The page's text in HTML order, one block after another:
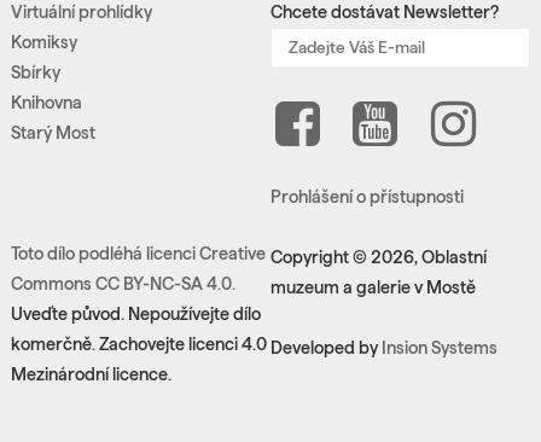
Virtuální prohlídky
Komiksy
Sbírky
Knihovna
Starý Most
Toto dílo podléhá licenci Creative
Commons CC BY-NC-SA 4.0.
Uveďte původ. Nepoužívejte dílo
komerčně. Zachovejte licenci 4.0
Mezinárodní licence.
Chcete dostávat Newsletter?
Prohlášení o přístupnosti
Copyright © 2026, Oblastní
muzeum a galerie v Mostě
Developed by Insion Systems